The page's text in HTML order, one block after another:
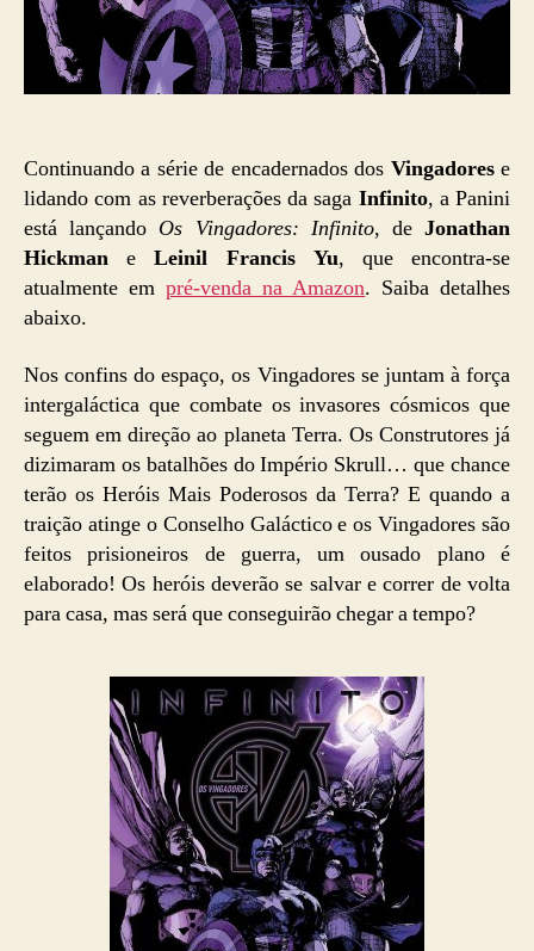
Continuando a série de encadernados dos Vingadorese
lidando com as reverberações da saga Infinito, a Panini
está lançando Os Vingadores: Infinito, deJonathan
Hickman eLeinil Francis Yu, que encontra-se
atualmente em pré-venda na Amazon. Saiba detalhes
abaixo.
Nos confins do espaço, os Vingadores se juntam à força
intergaláctica que combate os invasores cósmicos que
seguem em direção ao planeta Terra. Os Construtores já
dizimaram os batalhões do Império Skrull… que chance
terão os Heróis Mais Poderosos da Terra? E quando a
traição atinge o Conselho Galáctico e os Vingadores são
feitos prisioneiros de guerra, um ousado plano é
elaborado! Os heróis deverão se salvar e correr de volta
para casa, mas será que conseguirão chegar a tempo?